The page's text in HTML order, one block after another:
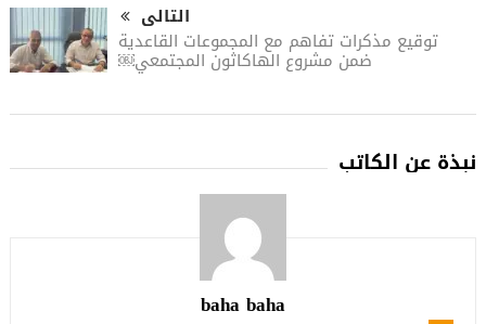
التالى
توقيع مذكرات تفاهم مع المجموعات القاعدية
ضمن مشروع الهاكاثون المجتمعي￼
نبذة عن الكاتب
baha baha